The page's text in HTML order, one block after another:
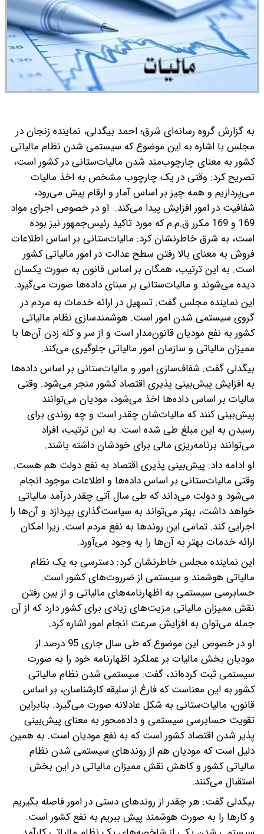
به گزارش گروه رسانه‌ای شرق؛ احمد بیگدلی، نماینده زنجان در
مجلس با اشاره به این موضوع که سیستمی شدن نظام مالیاتی
کشور به معنای چارچوب‌مند شدن مالیات‌ستانی در کشور است،
تصریح کرد: وقتی در یک چارچوب مشخص به اخذ مالیات
می‌پردازیم و همه چیز بر اساس آمار و ارقام پیش می‌رود،
شفافیت در امور افزایش پیدا می‌کند. او در خصوص اجرای مواد
169 و 169 مکرر ق.م.م که مورد تاکید رئیس‌جمهور نیز بوده
است، به شرق خاطرنشان کرد: مالیات‌ستانی بر اساس اطلاعات
فروش به معنای بالا رفتن سطح عدالت در امور مالیاتی کشور
است. به این ترتیب، همگان بر اساس قانون به صورت یکسان
دیده می‌شوند و مالیات‌ستانی بر مبنای داده‌ها صورت می‌گیرد.
این نماینده مجلس گفت: تسهیل در ارائه خدمات به مردم در
گروی سیستمی شدن امور است. هوشمندسازی نظام مالیاتی
کشور به نفع مودیان قانون‌مدار است و از سر و کله زدن آن‌ها با
ممیزان مالیاتی و سازمان امور مالیاتی جلوگیری می‌کند.
بیگدلی گفت: شفاف‌سازی امور و مالیات‌ستانی بر اساس داده‌ها
به افزایش پیش‌بینی پذیری اقتصاد کشور منجر می‌شود. وقتی
مالیات بر اساس داده‌ها اخذ می‌شود، مودیان می‌توانند
پیش‌بینی کنند که مالیات‌شان چقدر است و چه روندی برای
رسیدن به این مبلغ طی شده است. به این ترتیب، افراد
می‌توانند برنامه‌ریزی مالی برای خودشان داشته باشند.
او ادامه داد: پیش‌بینی پذیری اقتصاد به نفع دولت هم هست.
وقتی مالیات‌ستانی بر اساس داده‌ها و اطلاعات موجود انجام
می‌شود و دولت می‌داند که طی سال آتی چقدر درآمد مالیاتی
خواهد داشت، بهتر می‌تواند به سیاست‌گذاری بپردازد و آن‌ها را
اجرایی کند. تمامی این روندها به نفع مردم است. زیرا امکان
ارائه خدمات بهتر به آن‌ها را به وجود می‌آورد.
این نماینده مجلس خاطرنشان کرد: دسترسی به یک نظام
مالیاتی هوشمند و سیستمی از ضرروت‌های کشور است.
حسابرسی سیستمی به اظهارنامه‌های مالیاتی و از بین رفتن
نقش ممیزان مالیاتی مزیت‌های زیادی برای کشور دارد که از آن
جمله می‌توان به افزایش سرعت انجام امور اشاره کرد.
او در خصوص این موضوع که طی سال جاری 95 درصد از
مودیان بخش مالیات بر عملکرد اظهارنامه خود را به صورت
سیستمی ثبت کرده‌اند، گفت: سیستمی شدن نظام مالیاتی
کشور به این معناست که فارغ از سلیقه کارشناسان، بر اساس
قانون، مالیات‌ستانی به شکل عادلانه صورت می‌گیرد. بنابراین
تقویت حسابرسی سیستمی و داده‌محور به معنای پیش‌بینی
پذیر شدن اقتصاد کشور است که به نفع مودیان است. به همین
دلیل است که مودیان هم از روندهای سیستمی شدن نظام
مالیاتی کشور و کاهش نقش ممیزان مالیاتی در این بخش
استقبال می‌کنند.
بیگدلی گفت: هر چقدر از روندهای دستی در امور فاصله بگیریم
و کارها را به صورت هوشمند پیش ببریم به نفع کشور است.